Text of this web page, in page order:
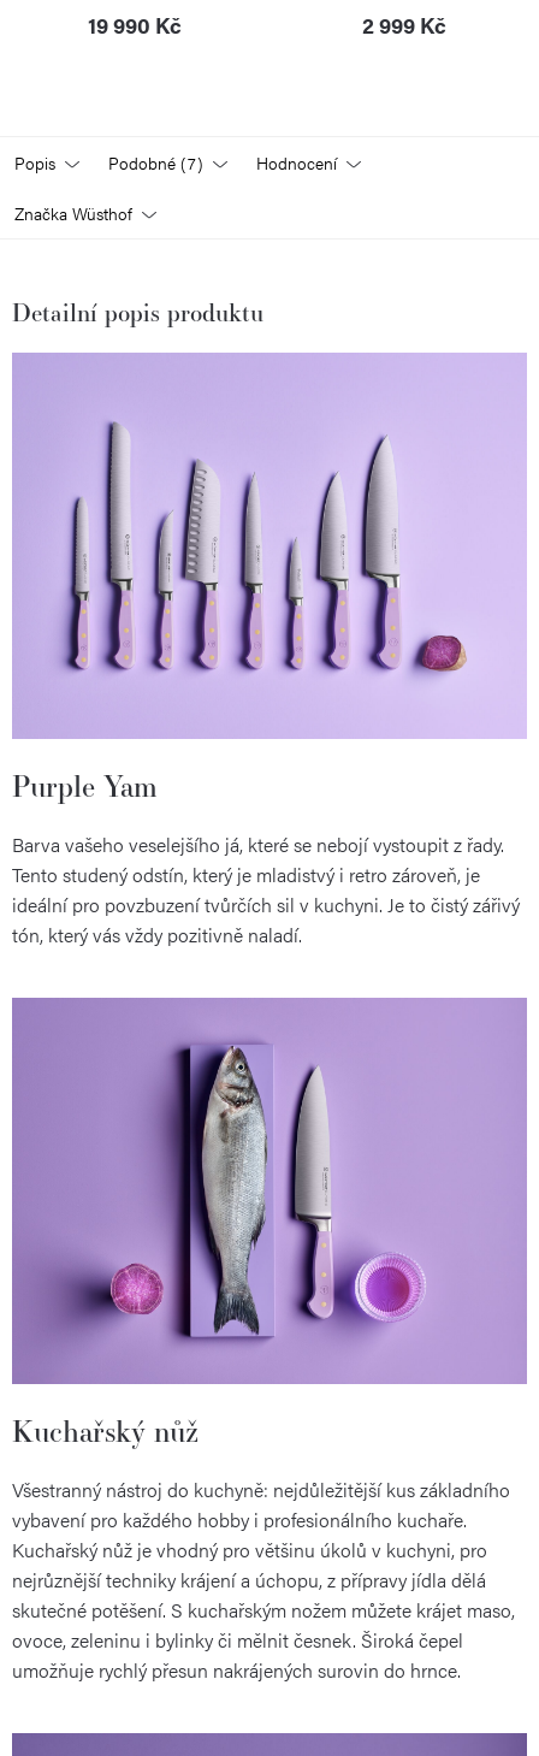
19 990 Kč 2 999 Kč
Popis Podobné (7) Hodnocení
Značka Wüsthof
Detailní popis produktu
Purple Yam
Barva vašeho veselejšího já, které se nebojí vystoupit z řady.
Tento studený odstín, který je mladistvý i retro zároveň, je
ideální pro povzbuzení tvůrčích sil v kuchyni. Je to čistý zářivý
tón, který vás vždy pozitivně naladí.
Kuchařský nůž
Všestranný nástroj do kuchyně: nejdůležitější kus základního
vybavení pro každého hobby i profesionálního kuchaře.
Kuchařský nůž je vhodný pro většinu úkolů v kuchyni, pro
nejrůznější techniky krájení a úchopu, z přípravy jídla dělá
skutečné potěšení. S kuchařským nožem můžete krájet maso,
ovoce, zeleninu i bylinky či mělnit česnek. Široká čepel
umožňuje rychlý přesun nakrájených surovin do hrnce.